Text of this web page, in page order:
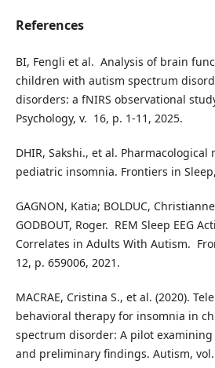
References
BI, Fengli et al. ​ Analysis of brain
children with autism spectrum
disorders: a fNIRS observational
Psychology, v. ​ 16, p. 1-11, 2025.
DHIR, Sakshi., et al.
pediatric insomnia. Frontiers in
GAGNON, Katia; BOLDUC,
GODBOUT, Roger. ​ REM Sleep EEG
Correlates in Adults With Autism.
12, p. 659006, 2021. ​
MACRAE, Cristina S., et al. (2020).
behavioral therapy for insomnia in
spectrum disorder: A pilot
and preliminary findings. Autism, vol.